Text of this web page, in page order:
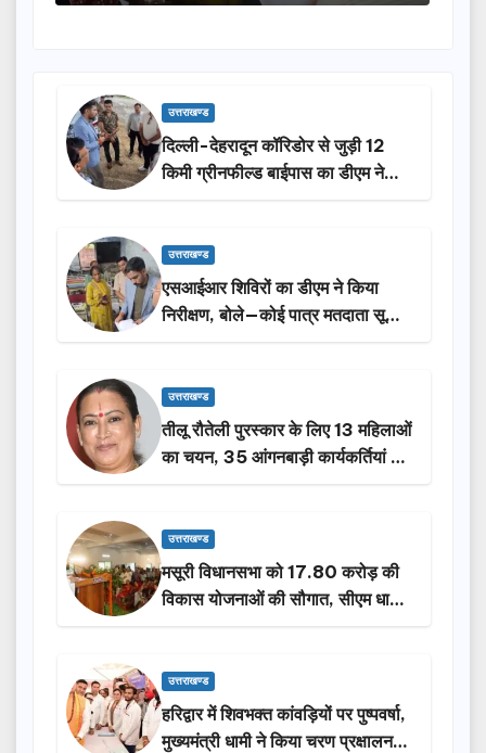
उत्तराखण्ड
दिल्ली-देहरादून कॉरिडोर से जुड़ी 12
किमी ग्रीनफील्ड बाईपास का डीएम ने
किया निरीक्षण…
उत्तराखण्ड
एसआईआर शिविरों का डीएम ने किया
निरीक्षण, बोले—कोई पात्र मतदाता सूची
से न छूटे…
उत्तराखण्ड
तीलू रौतेली पुरस्कार के लिए 13 महिलाओं
का चयन, 35 आंगनबाड़ी कार्यकर्तियां भी
होंगी सम्मानित…
उत्तराखण्ड
मसूरी विधानसभा को 17.80 करोड़ की
विकास योजनाओं की सौगात, सीएम धामी
ने किया लोकार्पण-शिलान्यास.
उत्तराखण्ड
हरिद्वार में शिवभक्त कांवड़ियों पर पुष्पवर्षा,
मुख्यमंत्री धामी ने किया चरण प्रक्षालन…